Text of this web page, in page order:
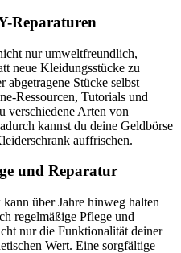
Reparaturen
nur umweltfreundlich,
neue Kleidungsstücke zu
abgetragene Stücke selbst
Ressourcen, Tutorials und
verschiedene Arten von
kannst du deine Geldbörse
auffrischen.
und Reparatur
über Jahre hinweg halten
regelmäßige Pflege und
nur die Funktionalität deiner
Wert. Eine sorgfältige